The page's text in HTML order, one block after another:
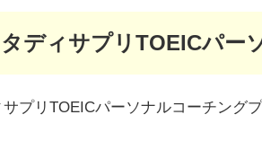
ディサプリTOEICパー
サプリTOEICパーソナルコーチング